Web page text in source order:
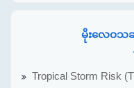
မိုးလေဝသဆို
Tropical Storm Risk